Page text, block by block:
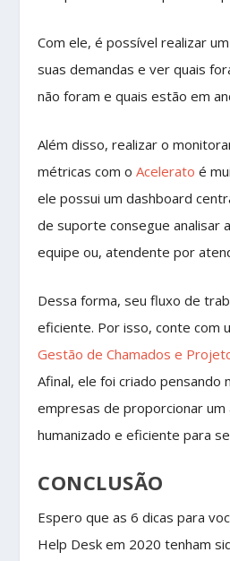
Com ele, é possível realizar
suas demandas e ver quais
não foram e quais estão em
Além disso, realizar o
métricas com oAcelerato é
ele possui um dashboard
de suporte consegue analisar
equipe ou, atendente por
Dessa forma, seu fluxo de
eficiente. Por isso, conte com
Gestão de Chamados e
Afinal, ele foi criado pensando
empresas de proporcionar
humanizado e eficiente para
CONCLUSÃO
Espero que as 6 dicas para
Help Desk em 2020 tenham